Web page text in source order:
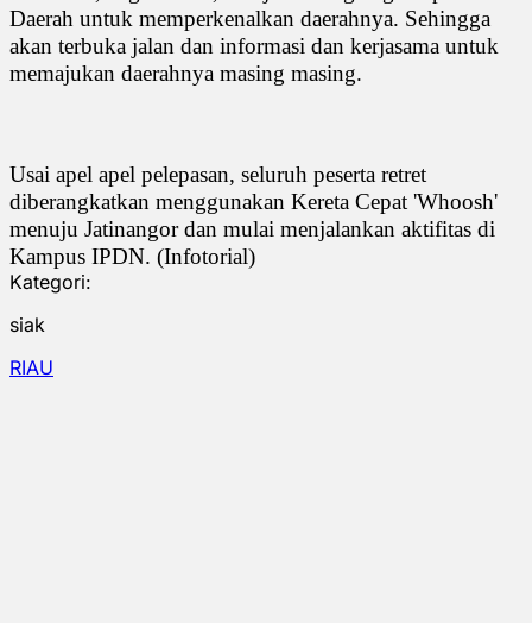
Daerah untuk memperkenalkan daerahnya. Sehingga
akan terbuka jalan dan informasi dan kerjasama untuk
memajukan daerahnya masing masing.
Usai apel apel pelepasan, seluruh peserta retret
diberangkatkan menggunakan Kereta Cepat 'Whoosh'
menuju Jatinangor dan mulai menjalankan aktifitas di
Kampus IPDN. (Infotorial)
Kategori:
siak
RIAU